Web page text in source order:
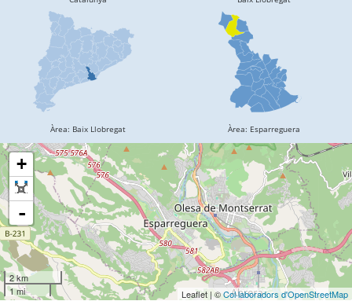
+
-
2 km
1 mi
Leaflet | ©Col·laboradors d'OpenStreetMap